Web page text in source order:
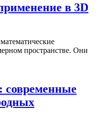
в 3D
пространстве. Они
современные